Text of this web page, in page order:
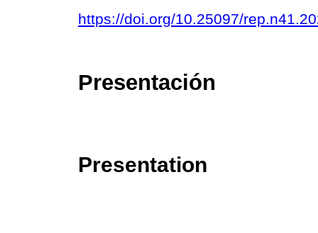
https://doi.org/10.25097/
Presentación
Presentation